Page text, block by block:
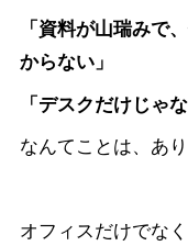
「資料が山瑞みで
からない」
「デスクだけじゃ
なんてことは、あ
オフィスだけでな